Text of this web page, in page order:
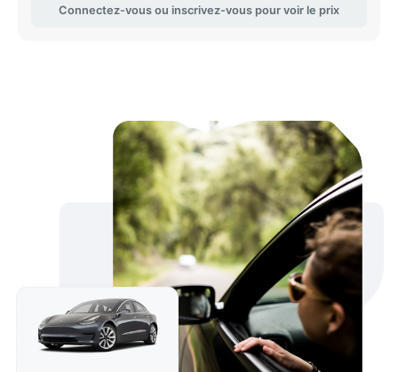
Connectez-vous ou inscrivez-vous pour voir le prix